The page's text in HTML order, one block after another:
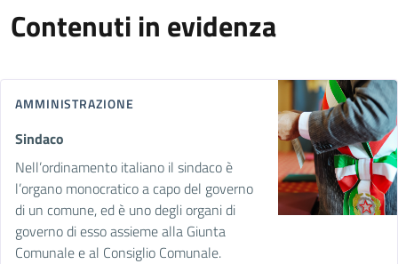
Contenuti in evidenza
AMMINISTRAZIONE
Sindaco
Nell’ordinamento italiano il sindaco è
l’organo monocratico a capo del governo
di un comune, ed è uno degli organi di
governo di esso assieme alla Giunta
Comunale e al Consiglio Comunale.